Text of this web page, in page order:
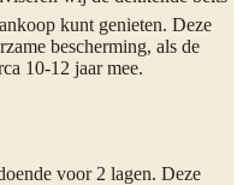
kunt genieten. Deze
bescherming, als de
10-12 jaar mee.
voor 2 lagen. Deze